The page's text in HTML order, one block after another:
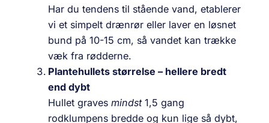
Har du tendens til stående vand, etablerer
vi et simpelt drænrør eller laver en løsnet
bund på 10-15 cm, så vandet kan trække
væk fra rødderne.
Plantehullets størrelse – hellere bredt
end dybt
Hullet graves mindst1,5 gang
rodklumpens bredde og kun lige så dybt,